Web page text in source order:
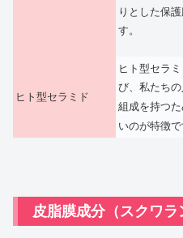
りとした保
す。
ヒト型セラミド
ヒト型セラ
び、私たち
組成を持つ
いのが特徴で
皮脂膜成分（スクワラ